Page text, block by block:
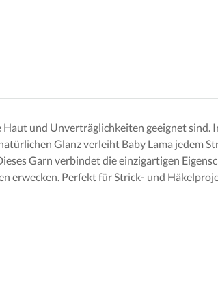
und Unverträglichkeiten geeignet
Glanz verleiht Baby Lama jedem
Garn verbindet die einzigartigen
erwecken. Perfekt für Strick- und